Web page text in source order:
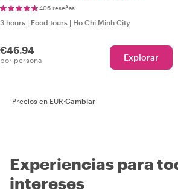
406 reseñas
3 hours | Food tours | Ho Chi Minh City
€46.94
por persona Explorar
Precios en EUR·Cambiar
Experiencias para
intereses